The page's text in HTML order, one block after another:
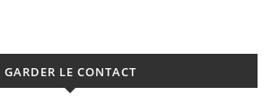
GARDER LE CONTACT